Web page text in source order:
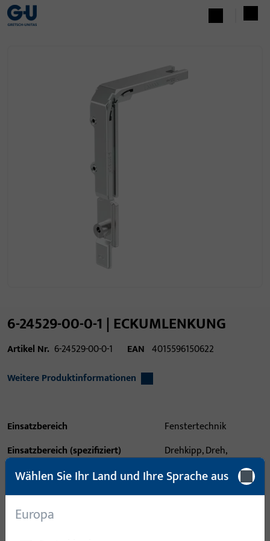
6-24529-00-0-1 | ECKUMLENKUNG
Artikel Nr. 6-24529-00-0-1 EAN 4015596150622
Weitere Produktinformationen
Einsatzbereich
Fenstertechnik
Einsatzbereich (spezifiziert)
Drehkipp, Dreh,
Parallelschiebekipp
Wählen Sie Ihr Land und Ihre Sprache aus
Europa